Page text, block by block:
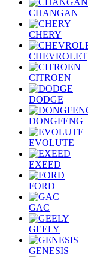
CHANGAN
CHERY
CHEVROLET
CITROEN
DODGE
DONGFENG
EVOLUTE
EXEED
FORD
GAC
GEELY
GENESIS